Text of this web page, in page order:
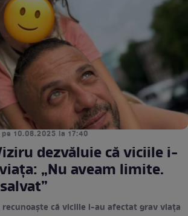
pe 10.08.2025 la 17:40
dezvăluie că viciile i-
„Nu aveam limite.
că viciile i-au afectat grav viața